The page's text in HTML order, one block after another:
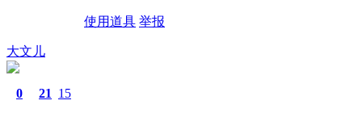
使用道具 举报
大文儿
0 21 15